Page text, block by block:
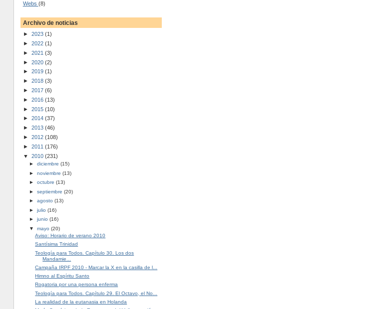
Webs (8)
Archivo de noticias
► 2023 (1)
► 2022 (1)
► 2021 (3)
► 2020 (2)
► 2019 (1)
► 2018 (3)
► 2017 (6)
► 2016 (13)
► 2015 (10)
► 2014 (37)
► 2013 (46)
► 2012 (108)
► 2011 (176)
▼ 2010 (231)
► diciembre (15)
► noviembre (13)
► octubre (13)
► septiembre (20)
► agosto (13)
► julio (16)
► junio (16)
▼ mayo (20)
Aviso: Horario de verano 2010
Santísima Trinidad
Teología para Todos. Capítulo 30. Los dos
Mandamie...
Campaña IRPF 2010 - Marcar la X en la casilla de l...
Himno al Espíritu Santo
Rogatoria por una persona enferma
Teología para Todos. Capítulo 29. El Octavo, el No...
La realidad de la eutanasia en Holanda